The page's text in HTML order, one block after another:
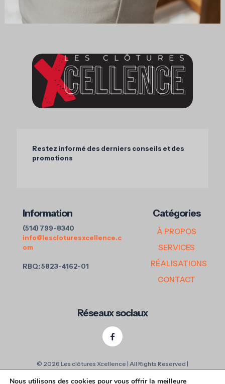
Restez informé des derniers conseils et des
promotions
Information
(514) 799-8340
info@lescloturesxcellence.c
om
RBQ: 5823-4162-01
Catégories
À PROPOS
SERVICES
RÉALISATIONS
CONTACT
Réseaux sociaux
© 2026 Les clôtures Xcellence | All Rights Reserved |
Nous utilisons des cookies pour vous offrir la meilleure